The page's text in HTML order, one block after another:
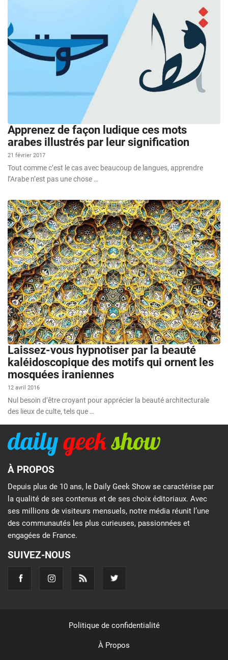
Apprenez de façon ludique ces mots
arabes illustrés par leur signification
21 février 2017
Tout comme c’est le cas avec beaucoup de langues, apprendre
l’Arabe n’est pas une chose …
Laissez-vous hypnotiser par la beauté
kaléidoscopique des motifs qui ornent les
mosquées iraniennes
12 avril 2016
Nul besoin d’être croyant pour apprécier la beauté architecturale
des lieux de culte, tels que …
À PROPOS
Depuis plus de 10 ans, le Daily Geek Show se caractérise par
la qualité de ses contenus et de ses choix éditoriaux. Avec
ses millions de visiteurs mensuels, notre média réunit l’une
des communautés les plus curieuses, passionnées et
engagées de France.
SUIVEZ-NOUS
Politique de confidentialité
À Propos